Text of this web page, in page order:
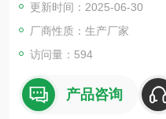
和相应的细胞密度
更新时间：2025-06-30
厂商性质：生产厂家
访问量：594
产品咨询